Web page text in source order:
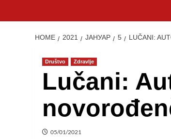
HOME 2021 ЈАНУАР 5 LUČANI:
Društvo Zdravlje
Lučani:
05/01/2021